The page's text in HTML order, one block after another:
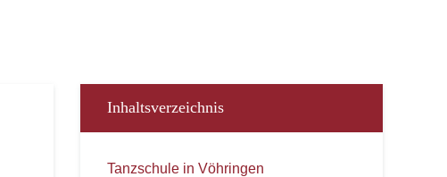
Inhaltsverzeichnis
Tanzschule in Vöhringen